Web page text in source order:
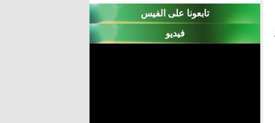
تابعونا على الفيس
فيديو